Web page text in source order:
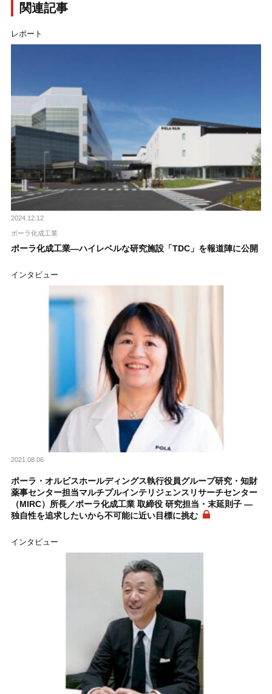
関連記事
レポート
2024.12.12
ポーラ化成工業
ポーラ化成工業―ハイレベルな研究施設「TDC」を報道陣に公開
インタビュー
2021.08.06
ポーラ・オルビスホールディングス執行役員グループ研究・知財
薬事センター担当マルチプルインテリジェンスリサーチセンター
（MIRC）所長／ポーラ化成工業 取締役 研究担当・末延則子 ―
独自性を追求したいから不可能に近い目標に挑む
インタビュー